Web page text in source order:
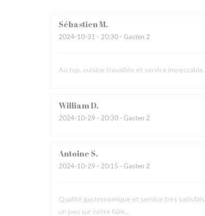
SébastienM
2024-10-31 - 20:30 - Gasten 2
Au top, cuisine travaillée et service
WilliamD
2024-10-29 - 20:30 - Gasten 2
Antoine S
2024-10-29 - 20:15 - Gasten 2
Qualité gastronomique et service très
un peu sur notre faim...